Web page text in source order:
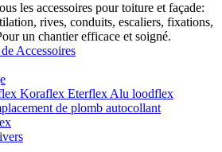
les accessoires pour toiture et façade:
rives, conduits, escaliers, fixations,
un chantier efficace et soigné.
Accessoires
Koraflex Eterflex Alu loodflex
de plomb autocollant